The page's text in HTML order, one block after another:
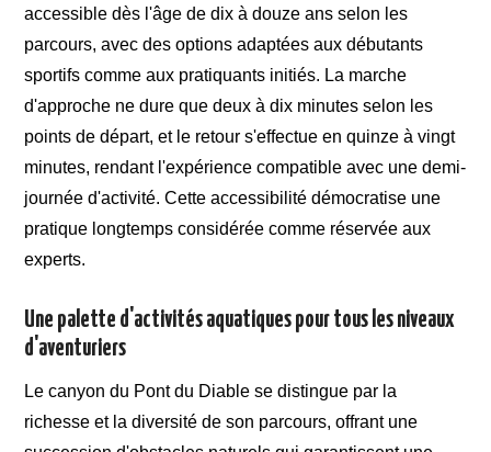
accessible dès l'âge de dix à douze ans selon les
parcours, avec des options adaptées aux débutants
sportifs comme aux pratiquants initiés. La marche
d'approche ne dure que deux à dix minutes selon les
points de départ, et le retour s'effectue en quinze à vingt
minutes, rendant l'expérience compatible avec une demi-
journée d'activité. Cette accessibilité démocratise une
pratique longtemps considérée comme réservée aux
experts.
Une palette d'activités aquatiques pour tous les niveaux
d'aventuriers
Le canyon du Pont du Diable se distingue par la
richesse et la diversité de son parcours, offrant une